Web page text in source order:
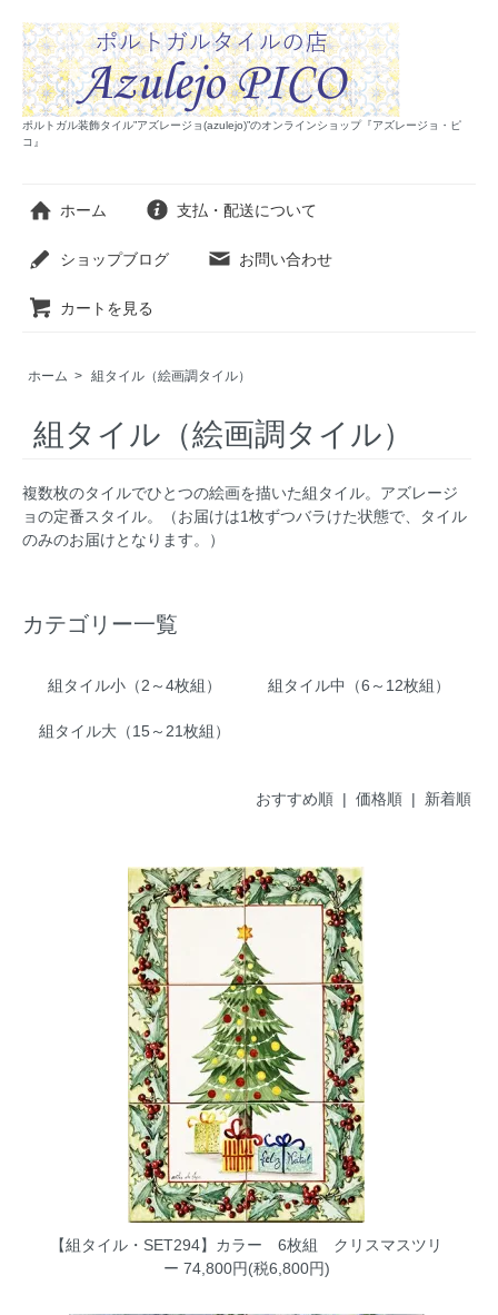
ポルトガル装飾タイル”アズレージョ(azulejo)”のオンラインショップ『アズレージョ・ピ
コ』
ホーム 支払・配送について
ショップブログ お問い合わせ
カートを見る
ホーム > 組タイル（絵画調タイル）
組タイル（絵画調タイル）
複数枚のタイルでひとつの絵画を描いた組タイル。アズレージ
ョの定番スタイル。（お届けは1枚ずつバラけた状態で、タイル
のみのお届けとなります。）
カテゴリー一覧
組タイル小（2～4枚組） 組タイル中（6～12枚組）
組タイル大（15～21枚組）
おすすめ順 | 価格順| 新着順
【組タイル・SET294】カラー 6枚組 クリスマスツリ
ー 74,800円(税6,800円)